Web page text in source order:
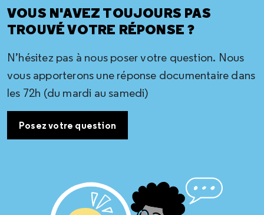
VOUS N'AVEZ TOUJOURS PAS
TROUVÉ VOTRE RÉPONSE ?
N’hésitez pas à nous poser votre question. Nous
vous apporterons une réponse documentaire dans
les 72h (du mardi au samedi)
Posez votre question